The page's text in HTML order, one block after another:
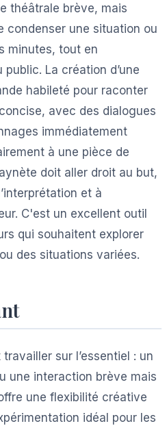
théâtrale brève, mais
condenser une situation ou
minutes, tout en
La création d’une
habileté pour raconter
avec des dialogues
immédiatement
à une pièce de
doit aller droit au but,
et à
C'est un excellent outil
qui souhaitent explorer
des situations variées.
sur l’essentiel : un
une interaction brève mais
une flexibilité créative
idéal pour les